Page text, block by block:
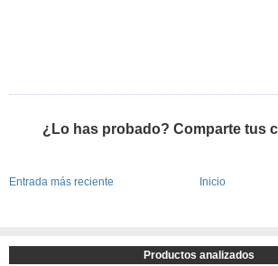
¿Lo has probado? Comparte tus
Entrada más reciente Inicio
Productos analizados